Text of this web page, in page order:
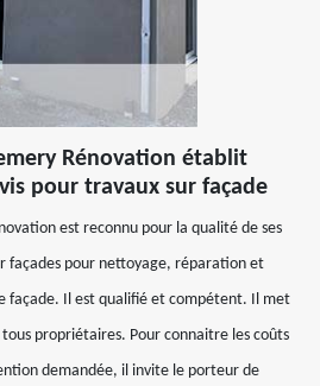
Rénovation établit
pour travaux sur façade
est reconnu pour la qualité de ses
façades pour nettoyage, réparation et
façade. Il est qualifié et compétent. Il met
propriétaires. Pour connaitre les coûts
demandée, il invite le porteur de